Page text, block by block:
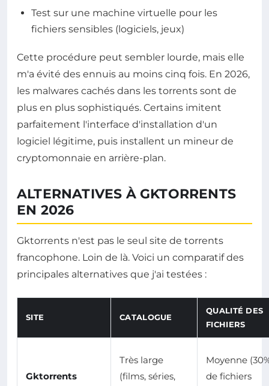
Test sur une machine virtuelle pour les
fichiers sensibles (logiciels, jeux)
Cette procédure peut sembler lourde, mais elle
m'a évité des ennuis au moins cinq fois. En 2026,
les malwares cachés dans les torrents sont de
plus en plus sophistiqués. Certains imitent
parfaitement l'interface d'installation d'un
logiciel légitime, puis installent un mineur de
cryptomonnaie en arrière-plan.
ALTERNATIVES À GKTORRENTS
EN 2026
Gktorrents n'est pas le seul site de torrents
francophone. Loin de là. Voici un comparatif des
principales alternatives que j'ai testées :
SITE CATALOGUE
QUALITÉ DES
FICHIERS
Gktorrents
Très large
(films, séries,
Moyenne
de fichiers